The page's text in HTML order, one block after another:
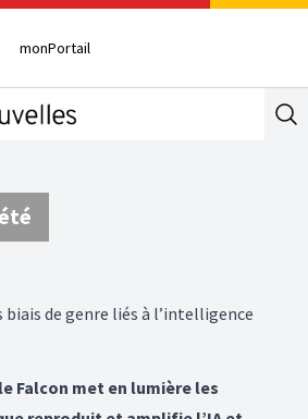
monPortail
de genre liés à l’intelligence
Falcon met en lumière les